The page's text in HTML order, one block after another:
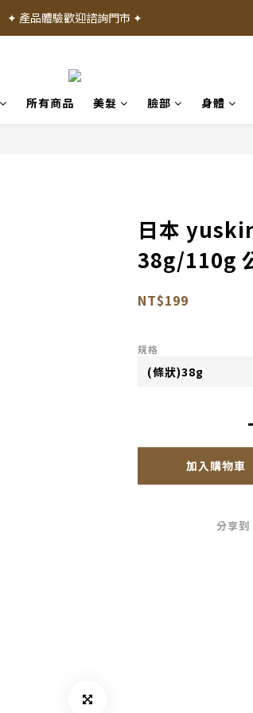
✦ 加入會員就送 50 元購物禮金 ✦
✦ 產品體驗歡迎諮詢門市 ✦
所有商品 美髮 臉部 身體
日本
38g/110g
NT$199
規格
加入購物車
分享到